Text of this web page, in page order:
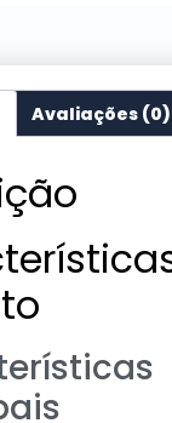
Avaliações (0)